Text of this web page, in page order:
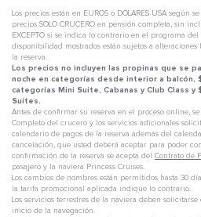
Los precios están en EUROS o DÓLARES USA según
precios SOLO CRUCERO en pensión completa, sin
EXCEPTO si se indica lo contrario en el programa
disponibilidad mostrados están sujetos a
la reserva.
Los precios no incluyen las propinas que se
noche en categorías desde interior a balcón,
categorías Mini Suite, Cabanas y Club Class y
Suites.
Antes de confirmar su reserva en el proceso online,
Completo del crucero y los servicios adicionales
calendario de pagos de la reserva además del
cancelación, que usted deberá aceptar para poder
confirmación de la reserva se acepta del Contrato de
pasajero y la naviera Princess Cruises.
Los cambios de nombres están permitidos hasta 30
la tarifa promocional aplicada indique lo contrario.
Los servicios terrestres de la naviera deben
inicio de la navegación.